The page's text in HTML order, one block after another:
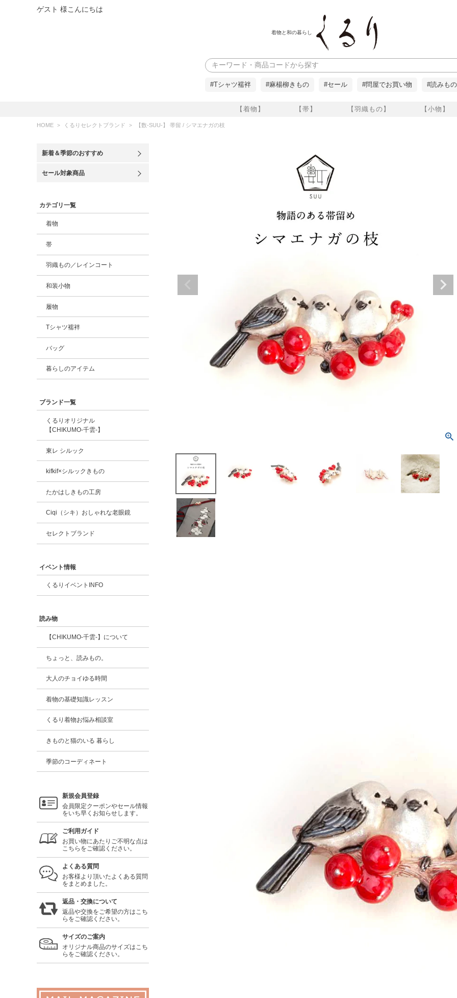
ゲスト 様こんにちは
着物と和の暮らし
【着物】 【帯】 【羽織もの】 【小物】
検索
#Tシャツ襦袢 #麻楊柳きもの #セール #問屋でお買い物 #読みもの
HOME くるりセレクトブランド 【数-SUU-】 帯留 / シマエナガの枝
新着＆季節のおすすめ
セール対象商品
カテゴリ一覧
着物
帯
羽織もの／レインコート
和装小物
履物
Tシャツ襦袢
バッグ
暮らしのアイテム
ブランド一覧
くるりオリジナル
【CHIKUMO-千雲-】
東レ シルック
kifkif×シルックきもの
たかはしきもの工房
Ciqi（シキ）おしゃれな老眼鏡
セレクトブランド
イベント情報
くるりイベントINFO
読み物
【CHIKUMO-千雲-】について
ちょっと、読みもの。
大人のチョイゆる時間
着物の基礎知識レッスン
くるり着物お悩み相談室
きものと猫のいる 暮らし
季節のコーディネート
新規会員登録
会員限定クーポンやセール情報
をいち早くお知らせします。
ご利用ガイド
お買い物にあたりご不明な点は
こちらをご確認ください。
よくある質問
お客様より頂いたよくある質問
をまとめました。
返品・交換について
返品や交換をご希望の方はこち
らをご確認ください。
サイズのご案内
オリジナル商品のサイズはこち
らをご確認ください。